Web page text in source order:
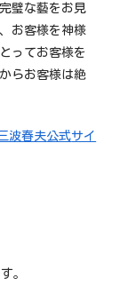
璧な藝をお見
お客様を神様
ってお客様を
らお客様は絶
三波春夫公式サイ
。